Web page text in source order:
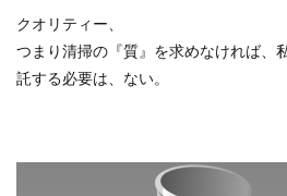
クオリティー、
つまり清掃の『質』を求めなければ、
託する必要は、ない。